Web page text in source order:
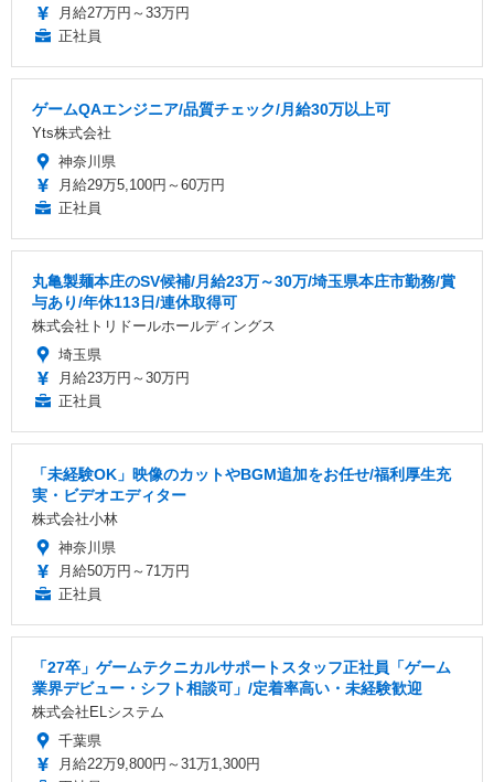
月給27万円～33万円
正社員
ゲームQAエンジニア/品質チェック/月給30万以上可
Yts株式会社
神奈川県
月給29万5,100円～60万円
正社員
丸亀製麺本庄のSV候補/月給23万～30万/埼玉県本庄市勤務/賞
与あり/年休113日/連休取得可
株式会社トリドールホールディングス
埼玉県
月給23万円～30万円
正社員
「未経験OK」映像のカットやBGM追加をお任せ/福利厚生充
実・ビデオエディター
株式会社小林
神奈川県
月給50万円～71万円
正社員
「27卒」ゲームテクニカルサポートスタッフ正社員「ゲーム
業界デビュー・シフト相談可」/定着率高い・未経験歓迎
株式会社ELシステム
千葉県
月給22万9,800円～31万1,300円